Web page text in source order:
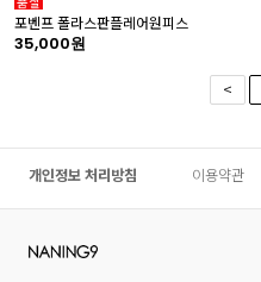
포벤프 폴라스판플레어원피스
35,000원
<
개인정보 처리방침 이용약관